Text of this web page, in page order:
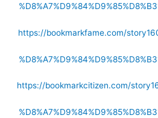
https://bookmarkfame.com/
https://bookmarkcitizen.com/